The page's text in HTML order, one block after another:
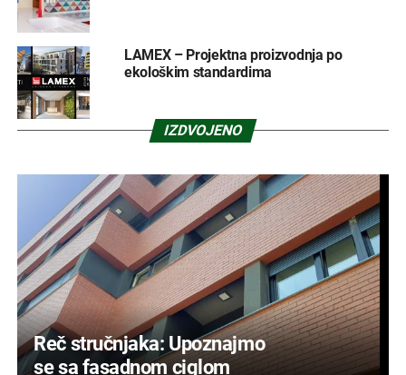
LAMEX – Projektna proizvodnja po
ekološkim standardima
IZDVOJENO
Reč stručnjaka: Upoznajmo
se sa fasadnom ciglom